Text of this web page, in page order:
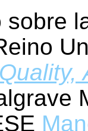
sobre